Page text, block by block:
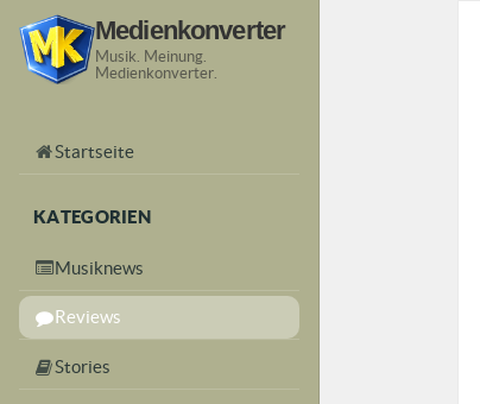
Medienkonverter
Musik. Meinung.
Medienkonverter.
Startseite
KATEGORIEN
Musiknews
Reviews
Stories